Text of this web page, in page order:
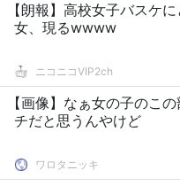
【朗報】高校女子バスケ
女、現るwwww
ニコニコVIP2ch
【画像】なぁ女の子のこ
チだと思うんやけど
ワロタニッキ